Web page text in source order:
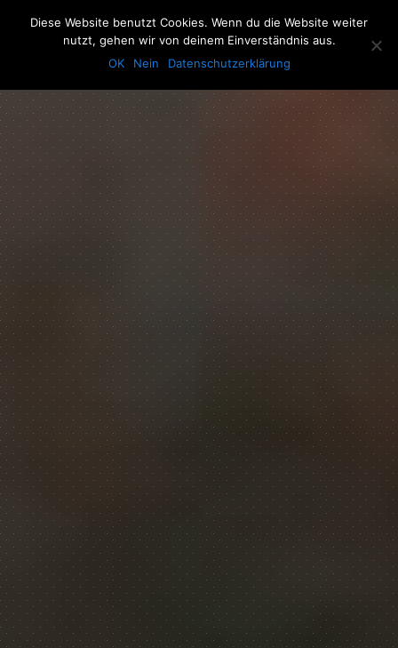
The Howling Men
Diese Website benutzt Cookies. Wenn du die Website weiter
nutzt, gehen wir von deinem Einverständnis aus.
OK
Nein Datenschutzerklärung